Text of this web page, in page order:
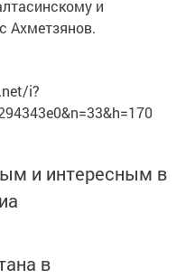
и
Ахметзянов.
i?
и интересным в
в